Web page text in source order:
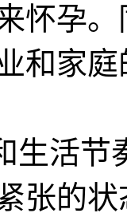
怀孕
和家
活节
张的